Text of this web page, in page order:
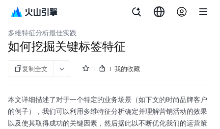
客户数据平台（私有化）
多维特征分析最佳实践
如何挖掘关键标签特征
复制全文 我的收藏
本文详细描述了对于一个特定的业务场景（如下文的时尚品牌客户
的例子），我们可以利用多维特征分析确定并理解营销活动的效果
以及使其取得成功的关键因素，然后据此以不断优化我们的运营策